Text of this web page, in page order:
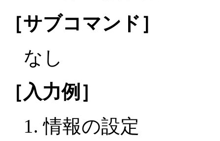
［サブコマンド］
なし
［入力例］
情報の設定